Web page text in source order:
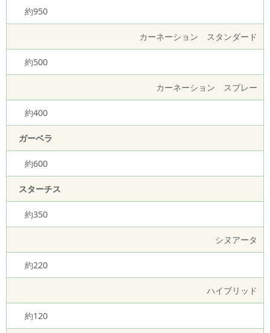
約950
カーネーション スタンダード
約500
カーネーション スプレー
約400
ガーベラ
約600
スターチス
約350
シヌアータ
約220
ハイブリッド
約120